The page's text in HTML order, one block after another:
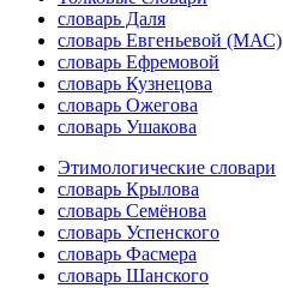
словарь Даля
словарь Евгеньевой (МАС)
словарь Ефремовой
словарь Кузнецова
словарь Ожегова
словарь Ушакова
Этимологические словари
словарь Крылова
словарь Семёнова
словарь Успенского
словарь Фасмера
словарь Шанского